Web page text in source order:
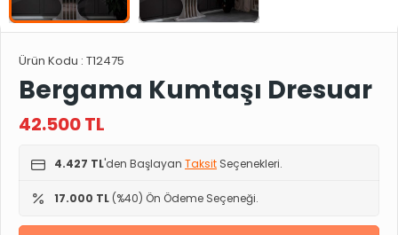
Ürün Kodu : T12475
Bergama Kumtaşı Dresuar
42.500TL
4.427 TL'den Başlayan Taksit Seçenekleri.
17.000 TL (%40) Ön Ödeme Seçeneği.